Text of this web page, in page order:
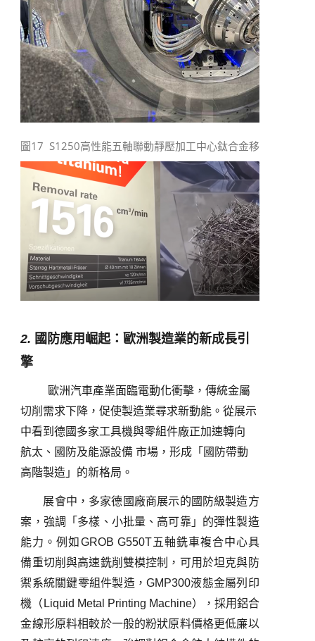
圖17 S1250高性能五軸聯動靜壓加工中心鈦合金移除率
2. 國防應用崛起：歐洲製造業的新成長引
擎
歐洲汽車產業面臨電動化衝擊，傳統金屬
切削需求下降，促使製造業尋求新動能。從展示
中看到德國多家工具機與零組件廠正加速轉向
航太、國防及能源設備 市場，形成「國防帶動
高階製造」的新格局。
展會中，多家德國廠商展示的國防級製造方
案，強調「多樣、小批量、高可靠」的彈性製造
能力。例如 GROB G550T五軸銑車複合中心具
備重切削與高速銑削雙模控制，可用於坦克與防
禦系統關鍵零組件製造，GMP300液態金屬列印
機（ Liquid Metal Printing Machine），採用鋁合
金線形原料相較於一般的粉狀原料價格更低廉以